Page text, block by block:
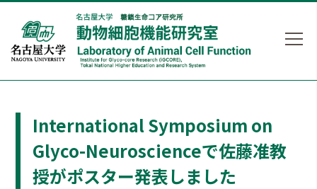
International Symposium on
Glyco-Neuroscienceで佐藤准教
授がポスター発表しました